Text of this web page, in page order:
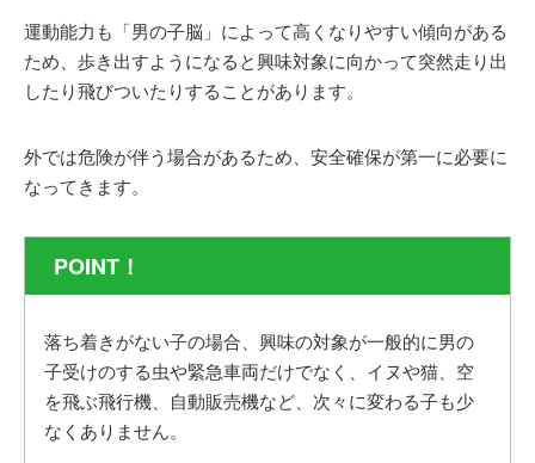
運動能力も「男の子脳」によって高くなりやすい傾向がある
ため、歩き出すようになると興味対象に向かって突然走り出
したり飛びついたりすることがあります。
外では危険が伴う場合があるため、安全確保が第一に必要に
なってきます。
POINT！
落ち着きがない子の場合、興味の対象が一般的に男の
子受けのする虫や緊急車両だけでなく、イヌや猫、空
を飛ぶ飛行機、自動販売機など、次々に変わる子も少
なくありません。